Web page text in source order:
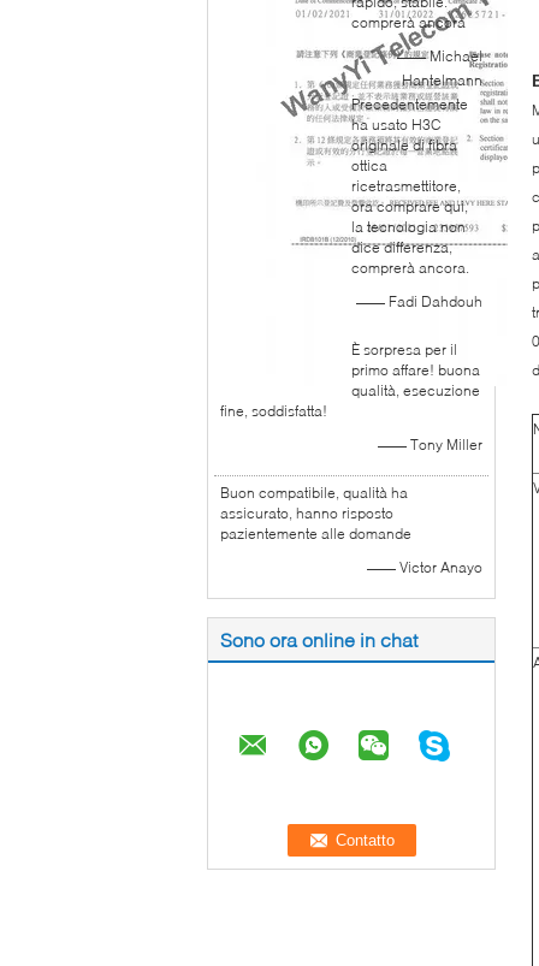
comprerà ancora
—— Michael
Hantelmann
Precedentemente
ha usato H3C
originale di fibra
ottica
ricetrasmettitore,
ora comprare qui,
la tecnologia non
dice differenza,
comprerà ancora.
—— Fadi Dahdouh
È sorpresa per il
primo affare! buona
qualità, esecuzione
fine, soddisfatta!
—— Tony Miller
Buon compatibile, qualità ha
assicurato, hanno risposto
pazientemente alle domande
—— Victor Anayo
Sono ora online in chat